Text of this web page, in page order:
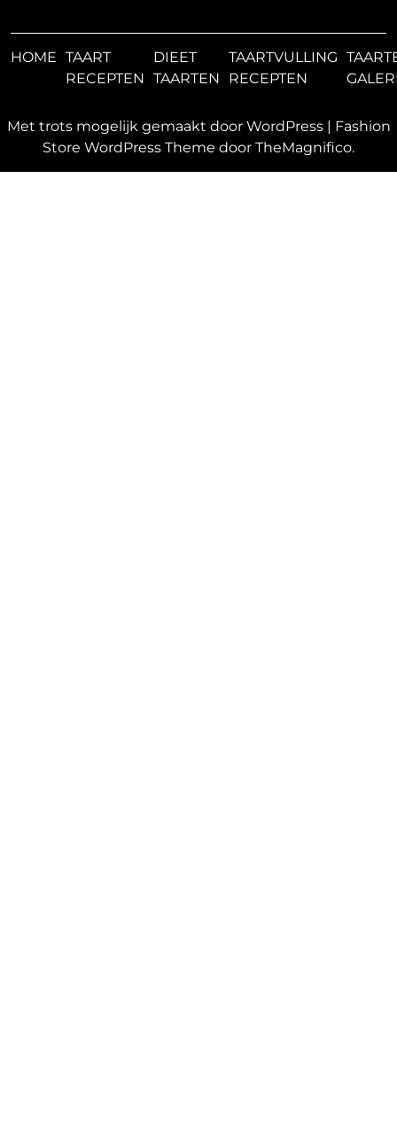
HOME TAART
RECEPTEN
DIEET
TAARTEN
TAARTVULLING
RECEPTEN
Met trots mogelijk gemaakt door WordPress | Fashion
Store WordPress Theme door TheMagnifico.